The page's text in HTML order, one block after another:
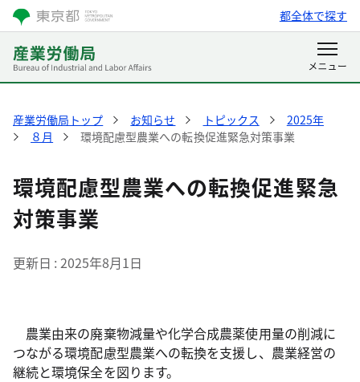
都全体で探す
産業労働局トップ お知らせ トピックス
2025年
８月
環境配慮型農業への転換促進緊急対策事業
環境配慮型農業への転換促進緊急
対策事業
更新日 2025年8月1日
農業由来の廃棄物減量や化学合成農薬使用量の削減に
つながる環境配慮型農業への転換を支援し、農業経営の
継続と環境保全を図ります。